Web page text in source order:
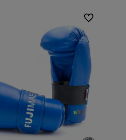
Do ulubionych